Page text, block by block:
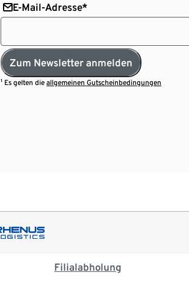
E-Mail-Adresse*
Zum Newsletter anmelden
¹ Es gelten dieallgemeinen Gutscheinbedingungen
Filialabholung